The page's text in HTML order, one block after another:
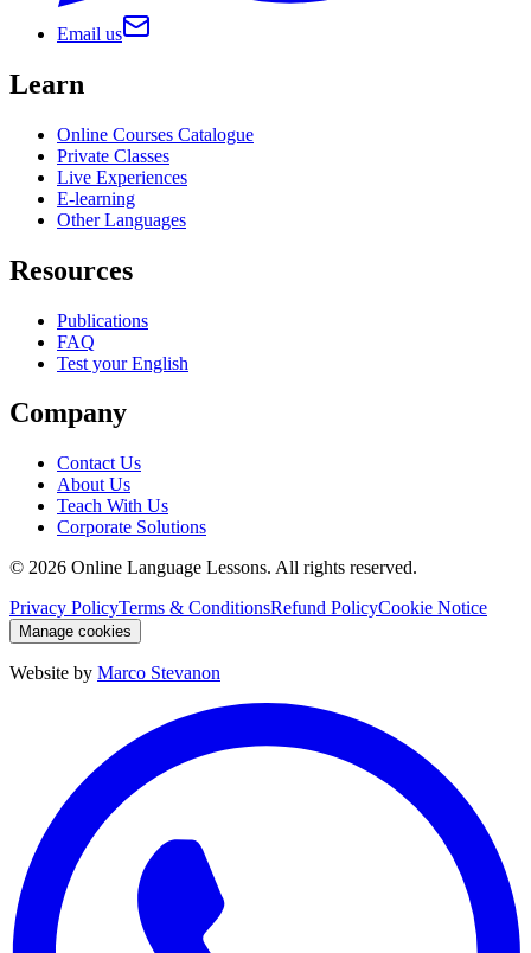
Email us
Learn
Online Courses Catalogue
Private Classes
Live Experiences
E-learning
Other Languages
Resources
Publications
FAQ
Test your English
Company
Contact Us
About Us
Teach With Us
Corporate Solutions
© 2026 Online Language Lessons. All rights reserved.
Privacy PolicyTerms & ConditionsRefund PolicyCookie Notice
Manage cookies
Website by Marco Stevanon